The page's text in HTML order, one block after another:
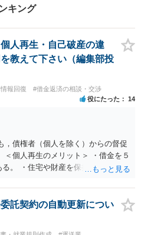
談いただいており
軽にご相談くださ
キング
人再生・自己破産の違
教えて下さい（編集部投
報回復 #借金返済の相談・交渉
役にたった 14
，債権者（個人を除く）からの督促
＜個人再生のメリット＞ ・借金を５
。 ・住宅や財産を保持できる（た
＜自己破産のメリット＞ ・税金等
必要がなくなる。 【②の回答】 ・個
故情報（いわゆるブラックリス
～１０年ほどは新たに借金をする
託契約の自動更新につい